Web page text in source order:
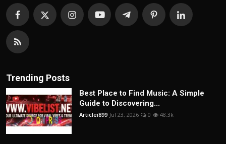
Trending Posts
Best Place to Find Music: A Simple
Guide to Discovering...
Articlei899 Jul 23, 2026 0 48.3k